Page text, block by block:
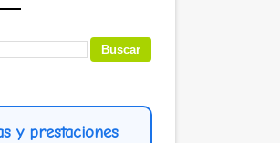
y prestaciones